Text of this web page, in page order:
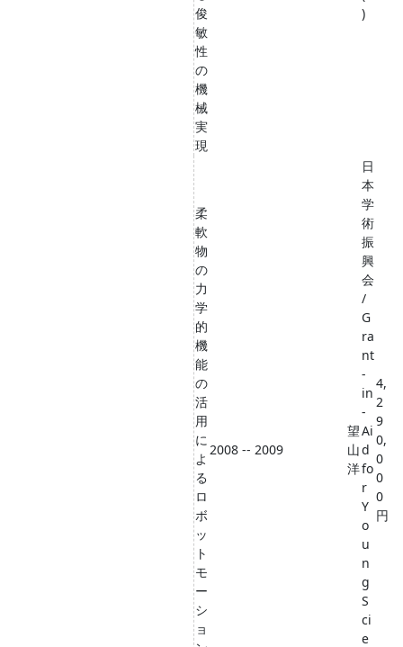
俊
敏
性
の
機
械
実
現
)
柔
軟
物
の
力
学
的
機
能
の
活
用
に
よ
る
ロ
ボ
ッ
ト
モ
ー
シ
ョ
2008 -- 2009
望
山
洋
日
本
学
術
振
興
会
/
G
ra
nt
-
in
-
Ai
d
fo
r
Y
o
u
n
g
S
ci
e
4,
2
9
0,
0
0
0
円